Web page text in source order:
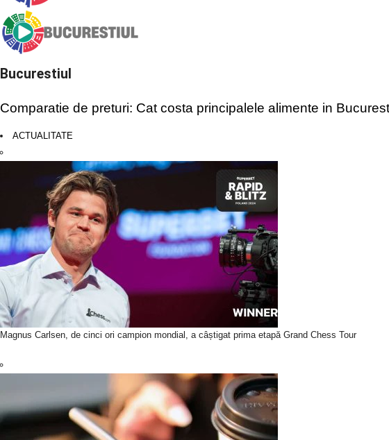
Bucurestiul
Comparatie de preturi: Cat costa principalele alimente in
ACTUALITATE
Magnus Carlsen, de cinci ori campion mondial, a câștigat prima etapă Grand Chess Tour